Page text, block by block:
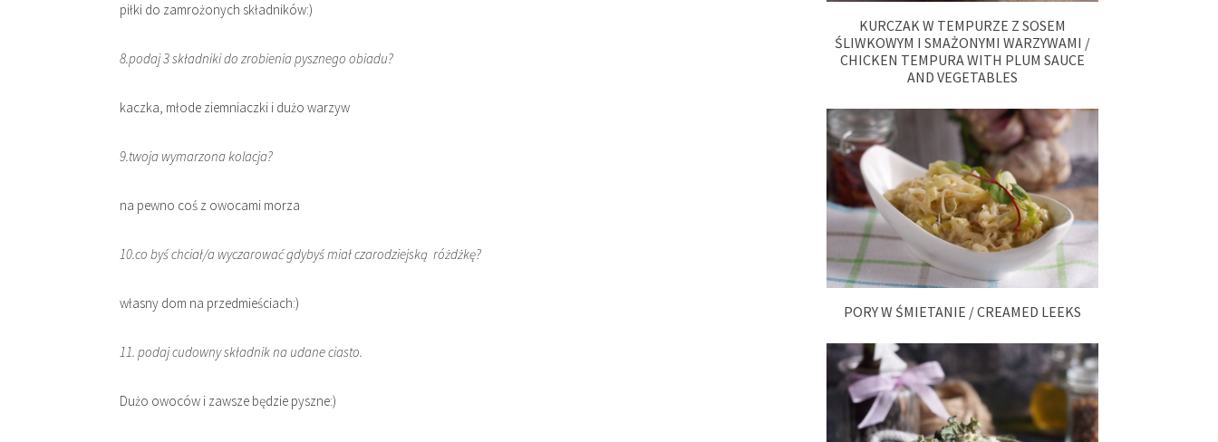
piłki do zamrożonych składników:)
8.podaj 3 składniki do zrobienia pysznego obiadu?
kaczka, młode ziemniaczki i dużo warzyw
9.twoja wymarzona kolacja?
na pewno coś z owocami morza
10.co byś chciał/a wyczarować gdybyś miał czarodziejską różdżkę?
własny dom na przedmieściach:)
11. podaj cudowny składnik na udane ciasto.
Dużo owoców i zawsze będzie pyszne:)
KURCZAK W TEMPURZE Z SOSEM
ŚLIWKOWYM I SMAŻONYMI WARZYWAMI /
CHICKEN TEMPURA WITH PLUM SAUCE
AND VEGETABLES
PORY W ŚMIETANIE / CREAMED LEEKS